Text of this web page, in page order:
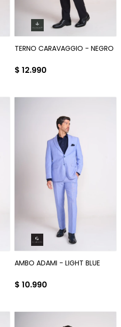
TERNO CARAVAGGIO - NEGRO
$ 12.990
AMBO ADAMI - LIGHT BLUE
$ 10.990